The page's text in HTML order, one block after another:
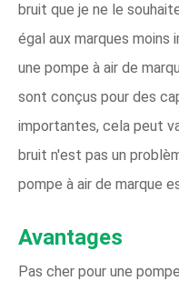
bruit que je ne le
égal aux marques
une pompe à air de
sont conçus pour des
importantes, cela peut
bruit n'est pas un
pompe à air de marque
Avantages
Pas cher pour une